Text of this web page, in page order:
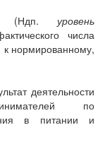
(Ндп.уровень
числа
к нормированному,
деятельности
по
в питании и